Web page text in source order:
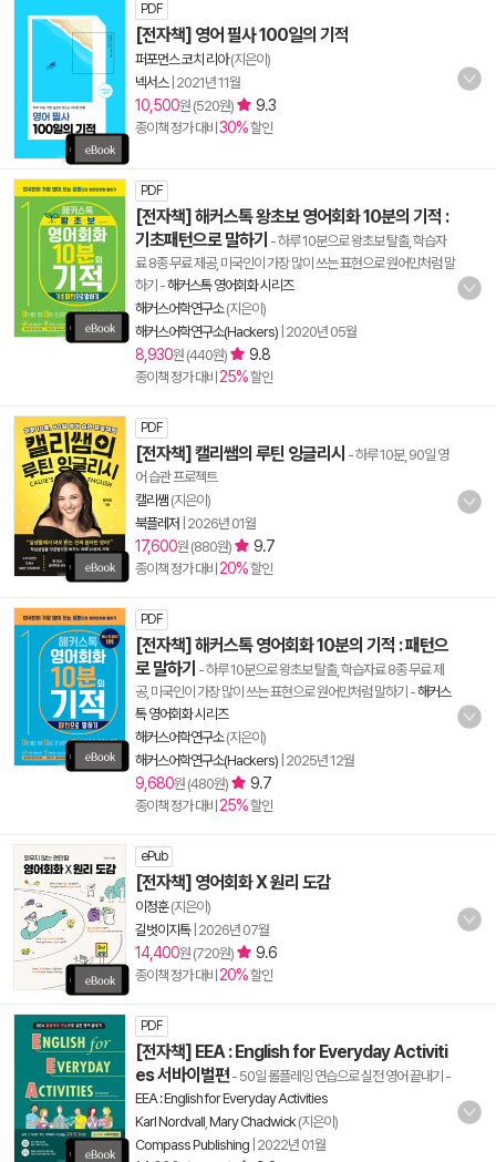
PDF
[전자책] 영어 필사 100일의 기적
퍼포먼스 코치 리아(지은이)
넥서스| 2021년 11월
10,500원 (520원) 9.3
종이책 정가 대비 30%할인
PDF
[전자책] 해커스톡 왕초보 영어회화 10분의 기적 :
기초패턴으로 말하기 - 하루 10분으로 왕초보 탈출, 학습자
료 8종 무료 제공, 미국인이 가장 많이 쓰는 표현으로 원어민처럼 말
하기 -해커스톡 영어회화 시리즈
해커스어학연구소(지은이)
해커스어학연구소(Hackers) 2020년 05월
8,930원 (440원) 9.8
종이책 정가 대비 25%할인
PDF
[전자책] 캘리쌤의 루틴 잉글리시 - 하루 10분, 90일 영
어 습관 프로젝트
캘리쌤 (지은이)
북플레저 2026년 01월
17,600원 (880원) 9.7
종이책 정가 대비 20%할인
PDF
[전자책] 해커스톡 영어회화 10분의 기적 : 패턴으
로 말하기 - 하루 10분으로 왕초보 탈출, 학습자료 8종 무료 제
공, 미국인이 가장 많이 쓰는 표현으로 원어민처럼 말하기 -해커스
톡 영어회화 시리즈
해커스어학연구소(지은이)
해커스어학연구소(Hackers) 2025년 12월
9,680원 (480원) 9.7
종이책 정가 대비 25%할인
ePub
[전자책] 영어회화 Ⅹ 원리 도감
이정훈(지은이)
길벗이지톡| 2026년 07월
14,400원 (720원) 9.6
종이책 정가 대비 20%할인
PDF
[전자책] EEA : English for Everyday Activiti
es 서바이벌편 - 50일 롤플레잉 연습으로 실전 영어 끝내기 -
EEA : English for Everyday Activities
Karl Nordvall Mary Chadwick(지은이)
Compass Publishing 2022년 01월